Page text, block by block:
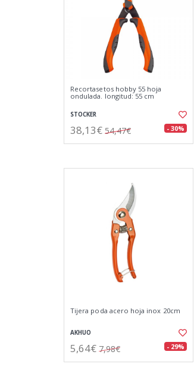
Recortasetos hobby 55 hoja
ondulada. longitud: 55 cm
STOCKER
38,13€ 54,47€ - 30%
Tijera poda acero hoja inox 20cm
AKHUO
5,64€ 7,98€ - 29%